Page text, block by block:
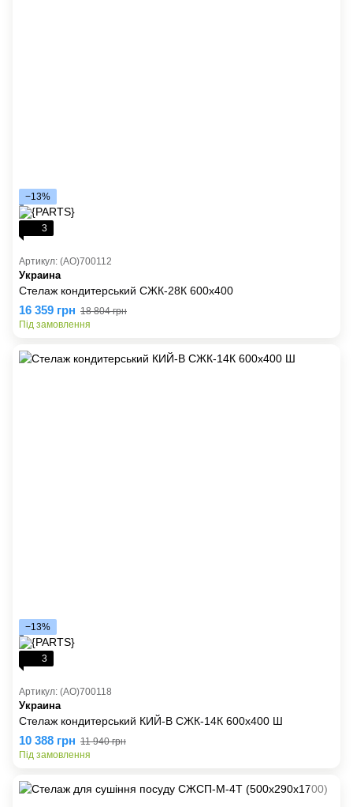
−13%
3
Артикул: (AO)700112
Украина
Стелаж кондитерський СЖК-28К 600х400
16 359 грн 18 804 грн
Під замовлення
−13%
3
Артикул: (AO)700118
Украина
Стелаж кондитерський КИЙ-В СЖК-14К 600х400 Ш
10 388 грн 11 940 грн
Під замовлення